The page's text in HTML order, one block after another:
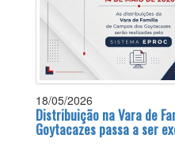
18/05/2026
Distribuição na Vara de
Goytacazes passa a ser